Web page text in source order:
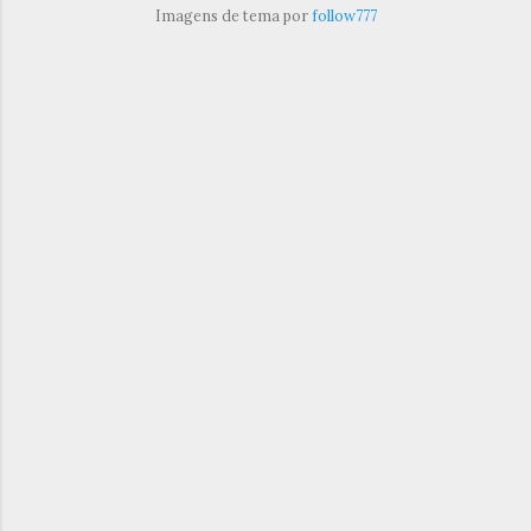
Imagens de tema porfollow777